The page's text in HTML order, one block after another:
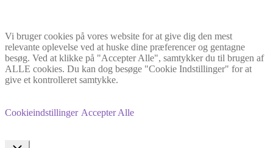
Vi bruger cookies på vores website for at give dig den mest
relevante oplevelse ved at huske dine præferencer og gentagne
besøg. Ved at klikke på "Accepter Alle", samtykker du til brugen af
ALLE cookies. Du kan dog besøge "Cookie Indstillinger" for at
give et kontrolleret samtykke.
Cookieindstillinger Accepter Alle